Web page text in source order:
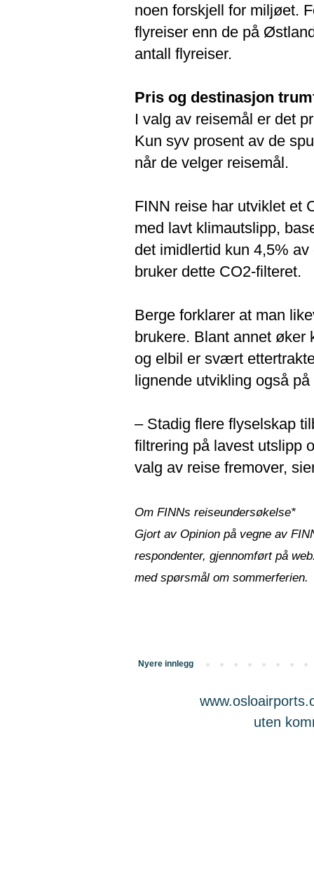
noen forskjell for miljøet.
flyreiser enn de på
antall flyreiser.
Pris og destinasjon
I valg av reisemål er det
Kun syv prosent av de
når de velger reisemål.
FINN reise har utviklet et
med lavt klimautslipp,
det imidlertid kun 4,5%
bruker dette CO2-filteret.
Berge forklarer at man
brukere. Blant annet øker
og elbil er svært
lignende utvikling også
– Stadig flere flyselskap
filtrering på lavest utslipp
valg av reise fremover,
Om FINNs reiseundersøkelse*
Gjort av Opinion på vegne av
respondenter, gjennomført på
med spørsmål om sommerferien.
Nyere innlegg
uten